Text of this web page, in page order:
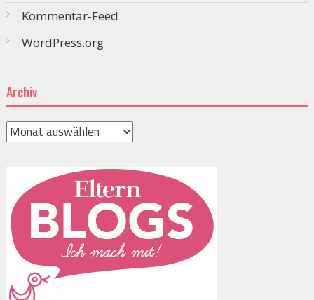
Kommentar-Feed
WordPress.org
Archiv
Archiv